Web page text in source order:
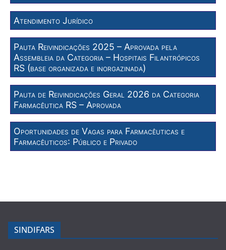
Atendimento Jurídico
Pauta Reivindicações 2025 – Aprovada pela
Assembleia da Categoria – Hospitais Filantrópicos
RS (base organizada e inorgazinada)
Pauta de Reivindicações Geral 2026 da Categoria
Farmacêutica RS – Aprovada
Oportunidades de Vagas para Farmacêuticas e
Farmacêuticos: Público e Privado
SINDIFARS